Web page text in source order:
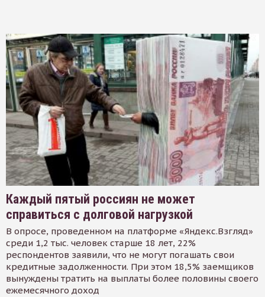
Каждый пятый россиян не может
справиться с долговой нагрузкой
В опросе, проведенном на платформе «Яндекс.Взгляд»
среди 1,2 тыс. человек старше 18 лет, 22%
респондентов заявили, что не могут погашать свои
кредитные задолженности. При этом 18,5% заемщиков
вынуждены тратить на выплаты более половины своего
ежемесячного доход